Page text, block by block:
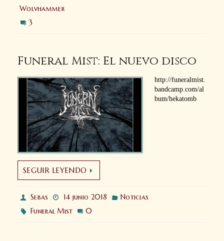
Wolvhammer
3
Funeral Mist: El nuevo disco
http://funeralmist.
bandcamp.com/al
bum/hekatomb
SEGUIR LEYENDO
Sebas 14 junio 2018
Noticias
Funeral Mist
0